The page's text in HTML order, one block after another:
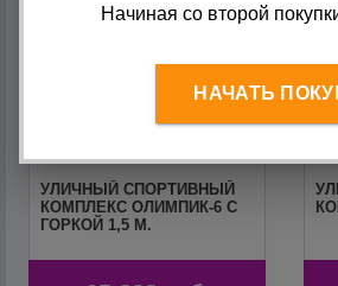
УЛИЧНЫЙ СПОРТИВНЫЙ
КОМПЛЕКС ОЛИМПИК-6 С
ГОРКОЙ 1,5 М.
Начиная со второй
НАЧАТЬ